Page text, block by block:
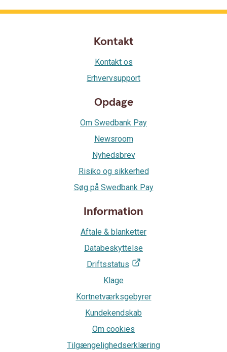
Kontakt
Kontakt os
Erhvervsupport
Opdage
Om Swedbank Pay
Newsroom
Nyhedsbrev
Risiko og sikkerhed
Søg på Swedbank Pay
Information
Aftale & blanketter
Databeskyttelse
Driftsstatus
Klage
Kortnetværksgebyrer
Kundekendskab
Om cookies
Tilgængelighedserklæring